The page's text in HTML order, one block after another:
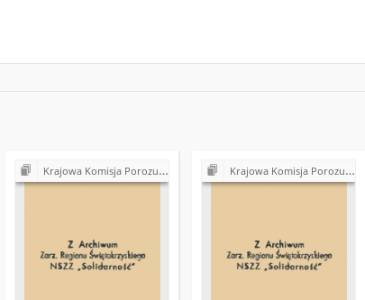
Krajowa Komisja Porozumiewawcza NSZZ "Solidarność" (1980-1981) Krajowa Komisja Porozumiewawcza NSZZ "Solidarność" (1980-1981)